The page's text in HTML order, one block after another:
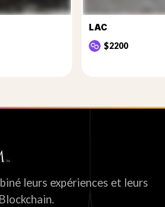
LAC
$2200
leurs expériences et leurs